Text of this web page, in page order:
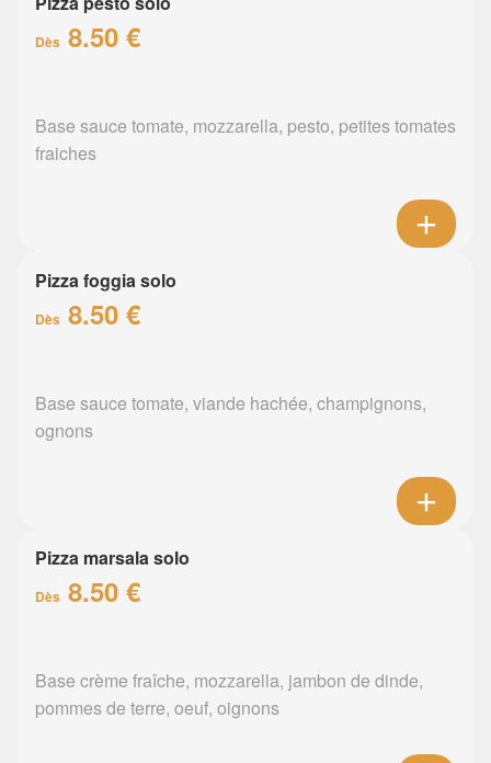
Dès 8.50 €
Base sauce tomate, mozzarella, pesto, petites tomates
fraiches
Pizza foggia solo
Dès 8.50 €
Base sauce tomate, viande hachée, champignons,
ognons
Pizza marsala solo
Dès 8.50 €
Base crème fraîche, mozzarella, jambon de dinde,
pommes de terre, oeuf, oignons